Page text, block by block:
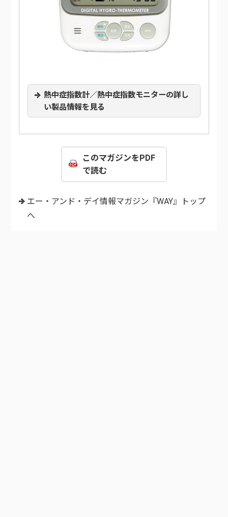
熱中症指数計／熱中症指数モニターの詳し
い製品情報を見る
このマガジンをPDF
で読む
エー・アンド・デイ情報マガジン『WAY』トップ
へ